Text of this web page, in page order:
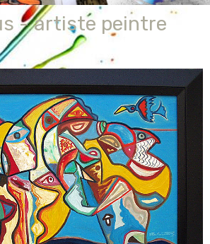
- artiste peintre